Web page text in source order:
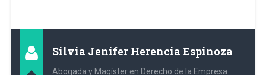
Silvia Jenifer Herencia Espinoza
Abogada y Magíster en Derecho de la Empresa